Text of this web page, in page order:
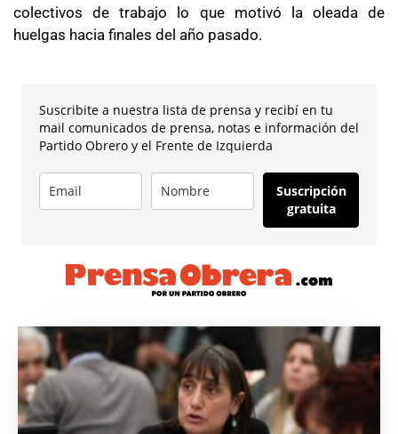
colectivos de trabajo lo que motivó la oleada de
huelgas hacia finales del año pasado.
Suscribite a nuestra lista de prensa y recibí en tu
mail comunicados de prensa, notas e información del
Partido Obrero y el Frente de Izquierda
Suscripción
gratuita